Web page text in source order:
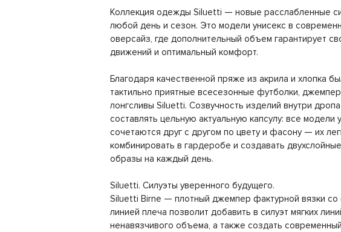
Коллекция одежды Siluetti — новые расслабленные
любой день и сезон. Это модели унисекс в
оверсайз, где дополнительный объем гарантирует
движений и оптимальный комфорт.
Благодаря качественной пряже из акрила и хлопка
тактильно приятные всесезонные футболки,
лонгсливы Siluetti. Созвучность изделий внутри
составлять цельную актуальную капсулу: все модели
сочетаются друг с другом по цвету и фасону — их
комбинировать в гардеробе и создавать
образы на каждый день.
Siluetti. Силуэты уверенного будущего.
Siluetti Birne — плотный джемпер фактурной вязки со
линией плеча позволит добавить в силуэт мягких
ненавязчивого объема, а также создать